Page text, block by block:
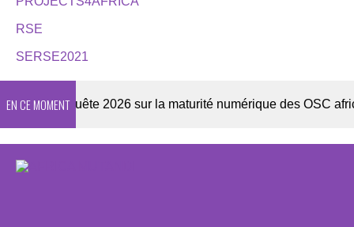
RSE
SERSE2021
EN CE MOMENT
Enquête 2026 sur la maturité numérique des OSC